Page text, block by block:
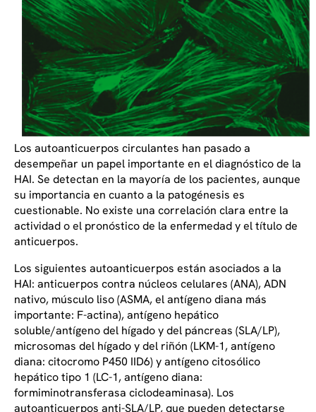
Los autoanticuerpos circulantes han pasado a
desempeñar un papel importante en el diagnóstico de la
HAI. Se detectan en la mayoría de los pacientes, aunque
su importancia en cuanto a la patogénesis es
cuestionable. No existe una correlación clara entre la
actividad o el pronóstico de la enfermedad y el título de
anticuerpos.
Los siguientes autoanticuerpos están asociados a la
HAI: anticuerpos contra núcleos celulares (ANA), ADN
nativo, músculo liso (ASMA, el antígeno diana más
importante: F-actina), antígeno hepático
soluble/antígeno del hígado y del páncreas (SLA/LP),
microsomas del hígado y del riñón (LKM-1, antígeno
diana: citocromo P450 IID6) y antígeno citosólico
hepático tipo 1 (LC-1, antígeno diana:
formiminotransferasa ciclodeaminasa). Los
autoanticuerpos anti-SLA/LP, que pueden detectarse